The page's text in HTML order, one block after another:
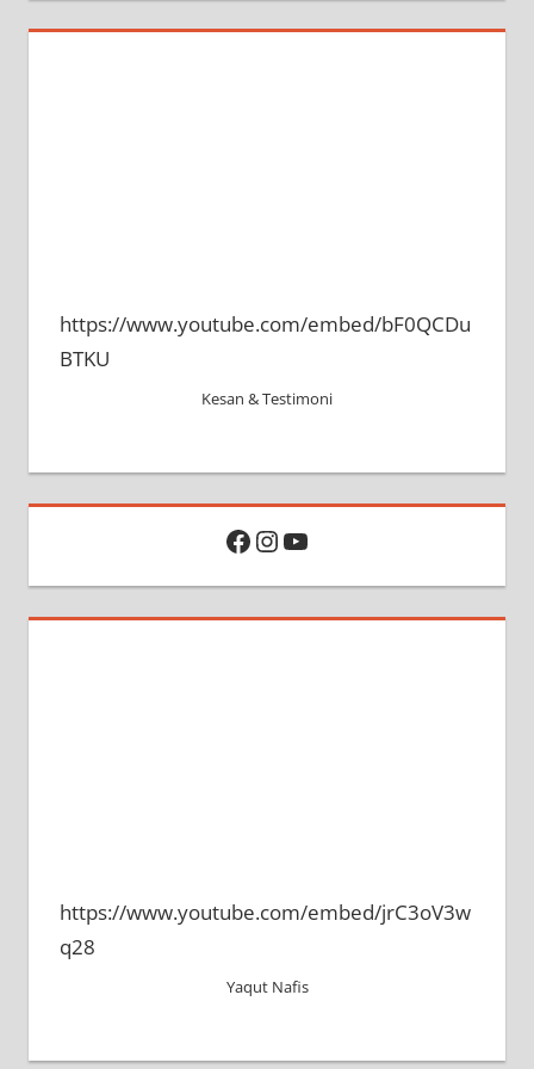
https://www.youtube.com/embed/bF0QCDu
BTKU
Kesan & Testimoni
Facebook
Instagram
YouTube
https://www.youtube.com/embed/jrC3oV3w
q28
Yaqut Nafis